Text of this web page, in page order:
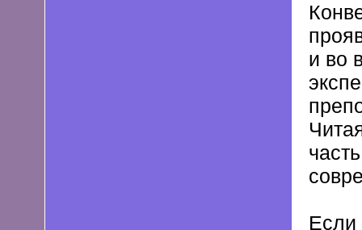
и во
Если